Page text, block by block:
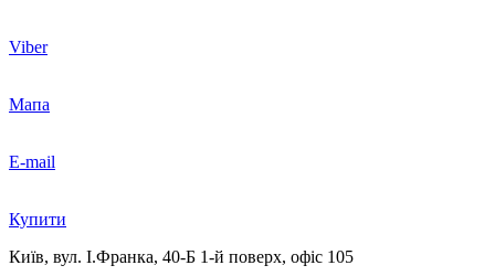
Viber
Мапа
E-mail
Купити
Київ, вул. І.Франка, 40-Б 1-й поверх, офіс 105